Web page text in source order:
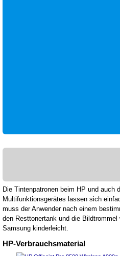
Die Tintenpatronen beim HP und auch
Multifunktionsgerätes lassen sich
muss der Anwender nach einem
den Resttonertank und die
Samsung kinderleicht.
HP-Verbrauchsmaterial